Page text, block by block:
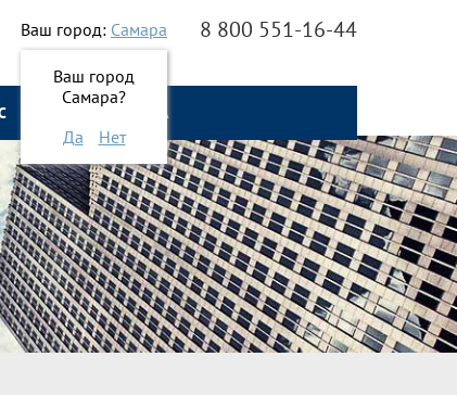
Ваш город: Самара
Ваш город
Самара?
Да
Нет
8 800 551-16-44
ОНЛАЙН ЗАЯВКА